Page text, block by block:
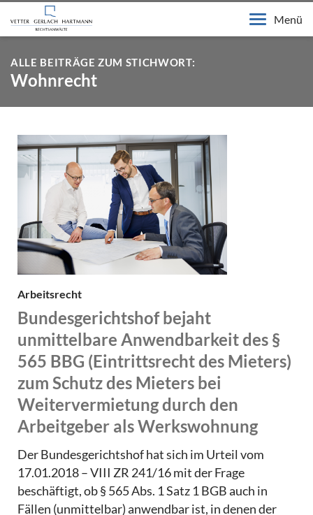
Menü
ALLE BEITRÄGE ZUM STICHWORT:
Wohnrecht
Arbeitsrecht
Bundesgerichtshof bejaht
unmittelbare Anwendbarkeit des §
565 BBG (Eintrittsrecht des Mieters)
zum Schutz des Mieters bei
Weitervermietung durch den
Arbeitgeber als Werkswohnung
Der Bundesgerichtshof hat sich im Urteil vom
17.01.2018 – VIII ZR 241/16 mit der Frage
beschäftigt, ob § 565 Abs. 1 Satz 1 BGB auch in
Fällen (unmittelbar) anwendbar ist, in denen der